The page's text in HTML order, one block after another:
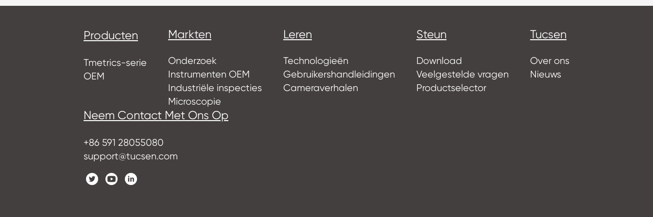
Producten
Tmetrics-serie
OEM
Markten
Onderzoek
Instrumenten OEM
Industriële inspecties
Microscopie
Leren
Technologieën
Gebruikershandleidingen
Cameraverhalen
Steun
Download
Veelgestelde vragen
Productselector
Tucsen
Over ons
Nieuws
Neem Contact Met Ons Op
+86 591 28055080
support@tucsen.com